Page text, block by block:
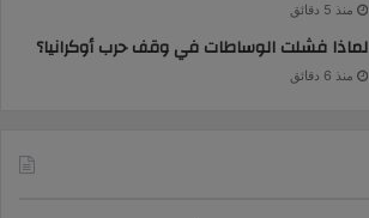
منذ 5 دقائق
لماذا فشلت الوساطات في وقف حرب أوكرانيا؟
منذ 6 دقائق